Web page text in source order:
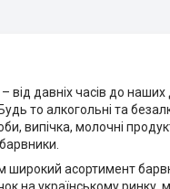
від давніх часів до
то алкогольні та
випічка, молочні
асортимент